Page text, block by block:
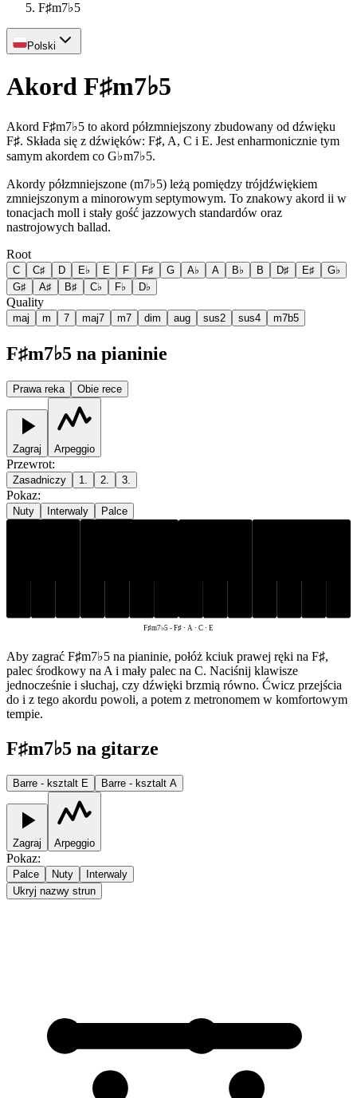
F♯m7♭5
Polski
Akord F♯m7♭5
Akord F♯m7♭5 to akord półzmniejszony zbudowany od dźwięku
F♯. Składa się z dźwięków: F♯, A, C i E. Jest enharmonicznie tym
samym akordem co G♭m7♭5.
Akordy półzmniejszone (m7♭5) leżą pomiędzy trójdźwiękiem
zmniejszonym a minorowym septymowym. To znakowy akord ii w
tonacjach moll i stały gość jazzowych standardów oraz
nastrojowych ballad.
Root
C C♯ D E♭ E F F♯ G A♭ A B♭ B D♯ E♯
G♭
G♯
A♯ B♯ C♭ F♭ D♭
Quality
maj m 7 maj7 m7 dim aug sus2 sus4 m7b5
F♯m7♭5 na pianinie
Prawa reka Obie rece
Zagraj Arpeggio
Przewrot:
Zasadniczy 1. 2. 3.
Pokaz:
Nuty Interwaly Palce
F♯m7♭5 -F♯ · A · C · E
Aby zagrać F♯m7♭5 na pianinie, połóż kciuk prawej ręki na F♯,
palec środkowy na A i mały palec na C. Naciśnij klawisze
jednocześnie i słuchaj, czy dźwięki brzmią równo. Ćwicz przejścia
do i z tego akordu powoli, a potem z metronomem w komfortowym
tempie.
F♯m7♭5 na gitarze
Barre - ksztalt E Barre - ksztalt A
Zagraj Arpeggio
Pokaz:
Palce Nuty
Interwaly
Ukryj nazwy strun